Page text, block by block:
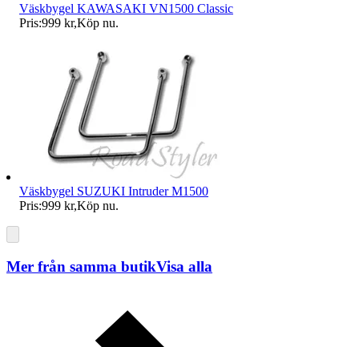
Väskbygel KAWASAKI VN1500 Classic
Pris:999 kr,Köp nu.
Väskbygel SUZUKI Intruder M1500
Pris:999 kr,Köp nu.
Mer från samma butikVisa alla